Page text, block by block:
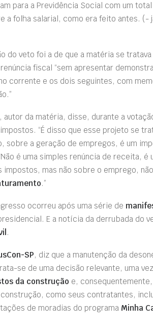
para a Previdência Social com um
a folha salarial, como era feito antes. (-
do veto foi a de que a matéria se
fiscal “sem apresentar
corrente e os dois seguintes, com
, autor da matéria, disse, durante a
“É disso que esse projeto se
sobre a geração de empregos, é um
é uma simples renúncia de receita, é
impostos, mas não sobre o emprego,
.”
ocorreu após uma série de
E a notícia da derrubada do
.
SP, diz que a manutenção da
se de uma decisão relevante, uma
da construção e,
como seus contratantes,
de moradias do programa Minha